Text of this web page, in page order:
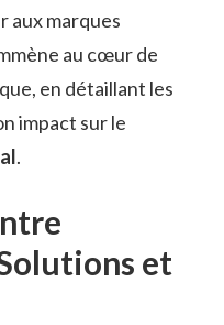
aux marques
au cœur de
en détaillant les
impact sur le
.
et